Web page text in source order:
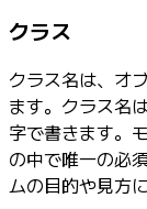
クラス
クラス名は、オ
ます。クラス名
字で書きます。
の中で唯一の必
ムの目的や見方